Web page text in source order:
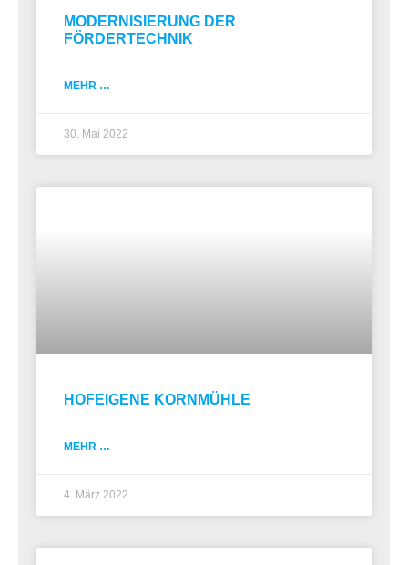
MODERNISIERUNG DER
FÖRDERTECHNIK
MEHR …
30. Mai 2022
HOFEIGENE KORNMÜHLE
MEHR …
4. März 2022